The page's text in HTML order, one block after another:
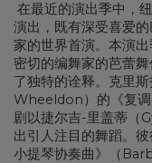
在最近的演出季中，
演出，既有深受喜爱
家的世界首演。本演
密切的编舞家的芭蕾
了独特的诠释。克里
Wheeldon）的《复
剧以捷尔吉-里盖蒂（
出引人注目的舞蹈。
小提琴协奏曲》（